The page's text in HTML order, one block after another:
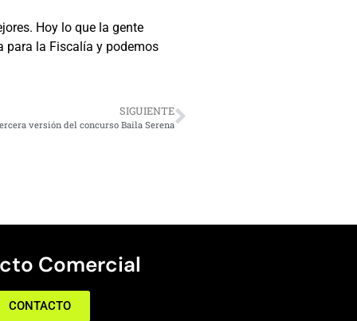
Hoy lo que la gente
para la Fiscalía y podemos
SIGUIENTE
versión del concurso Baila Serena
Comercial
CONTACTO